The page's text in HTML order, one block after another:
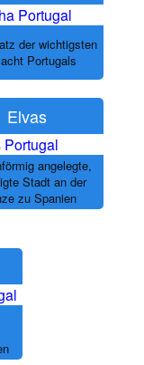
der wichtigsten
Portugals
Elvas
angelegte,
Stadt an der
zu Spanien